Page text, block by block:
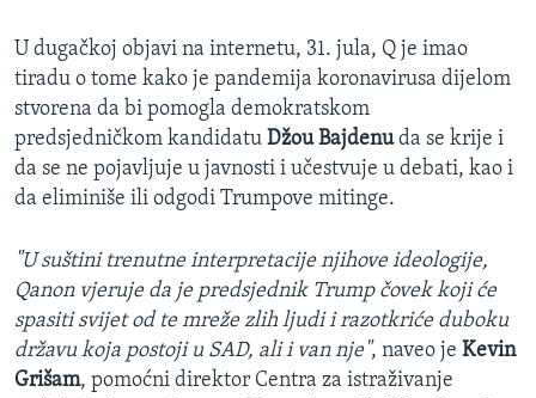
U dugačkoj objavi na internetu, 31. jula, Q je imao
tiradu o tome kako je pandemija koronavirusa dijelom
stvorena da bi pomogla demokratskom
predsjedničkom kandidatu Džou Bajdenuda se krije i
da se ne pojavljuje u javnosti i učestvuje u debati, kao i
da eliminiše ili odgodi Trumpove mitinge.
"U suštini trenutne interpretacije njihove ideologije,
Qanon vjeruje da je predsjednik Trump čovek koji će
spasiti svijet od te mreže zlih ljudi i razotkriće duboku
državu koja postoji u SAD, ali i van nje", naveo je Kevin
Grišam, pomoćni direktor Centra za istraživanje